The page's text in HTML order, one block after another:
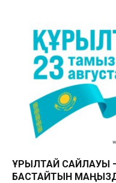
ҚҰРЫЛТАЙ САЙЛАУЫ
БАСТАЙТЫН